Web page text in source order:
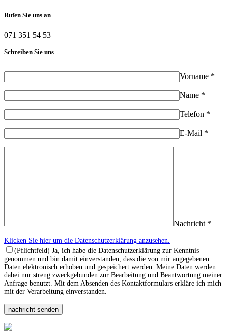
Rufen Sie uns an
071 351 54 53
Schreiben Sie uns
Vorname *
Name *
Telefon *
E-Mail *
Nachricht *
Klicken Sie hier um die Datenschutzerklärung anzusehen.
(Pflichtfeld) Ja, ich habe die Datenschutzerklärung zur Kenntnis
genommen und bin damit einverstanden, dass die von mir angegebenen
Daten elektronisch erhoben und gespeichert werden. Meine Daten werden
dabei nur streng zweckgebunden zur Bearbeitung und Beantwortung meiner
Anfrage benutzt. Mit dem Absenden des Kontaktformulars erkläre ich mich
mit der Verarbeitung einverstanden.